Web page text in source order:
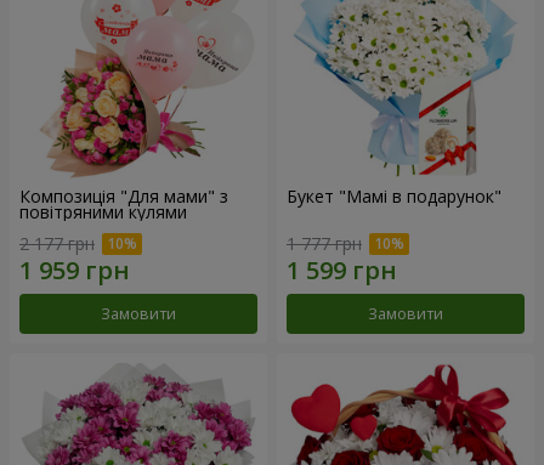
Композиція "Для мами" з
повітряними кулями
2 177 грн
Замовити
Букет "Мамі в подарунок"
1 777 грн
Замовити